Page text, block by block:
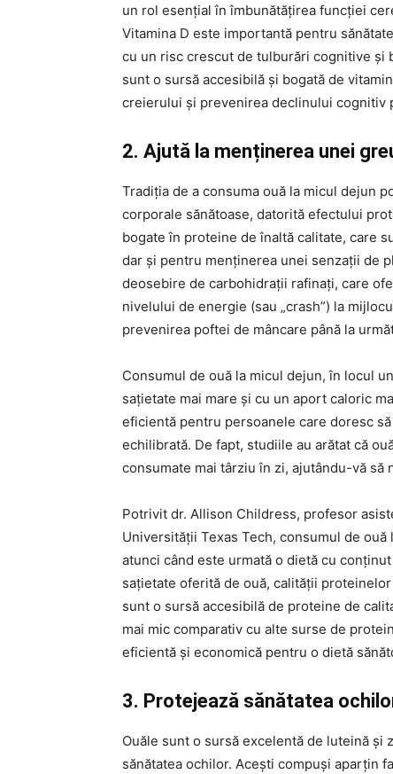
un rol esențial în îmbunătățirea funcției
Vitamina D este importantă pentru
cu un risc crescut de tulburări cognitive și
sunt o sursă accesibilă și bogată de
creierului și prevenirea declinului cognitiv
2. Ajută la menținerea unei
Tradiția de a consuma ouă la micul dejun
corporale sănătoase, datorită efectului
bogate în proteine de înaltă calitate, care
dar și pentru menținerea unei senzații de
deosebire de carbohidrații rafinați, care
nivelului de energie (sau „crash”) la
prevenirea poftei de mâncare până la
Consumul de ouă la micul dejun, în locul
sațietate mai mare și cu un aport caloric
eficientă pentru persoanele care doresc
echilibrată. De fapt, studiile au arătat că
consumate mai târziu în zi, ajutându-vă
Potrivit dr. Allison Childress, profesor
Universității Texas Tech, consumul de
atunci când este urmată o dietă cu
sațietate oferită de ouă, calității
sunt o sursă accesibilă de proteine de
mai mic comparativ cu alte surse de
eficientă și economică pentru o dietă
3. Protejează sănătatea
Ouăle sunt o sursă excelentă de luteină
sănătatea ochilor. Acești compuși aparțin